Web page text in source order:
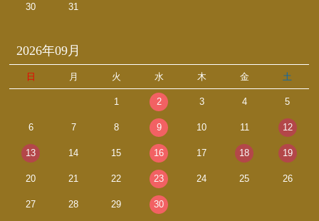
30 31
2026年09月
日 月 火 水 木 金 土
1 2 3 4 5
6 7 8 9 10 11 12
13 14 15 16 17 18 19
20 21 22 23 24 25 26
27 28 29 30